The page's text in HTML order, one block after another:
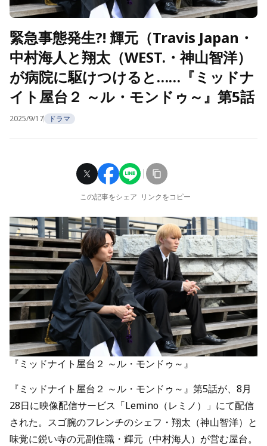
緊急事態発生?! 輝元（Travis Japan・
中村海人と翔太（WEST.・神山智洋）
が病院に駆けつけると……『ミッドナ
イト屋台２ ～ル・モンドゥ～』第5話
2025/9/17 ドラマ
この記事をシェア リンクをコピー
『ミッドナイト屋台２ ～ル・モンドゥ～』
『ミッドナイト屋台２ ～ル・モンドゥ～』第5話が、8月
28日に映像配信サービス「Lemino（レミノ）」にて配信
された。スゴ腕のフレンチのシェフ・翔太（神山智洋）と
味覚に鋭い寺の元副住職・輝元（中村海人）が営む屋台。